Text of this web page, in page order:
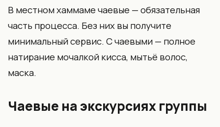
В местном хаммаме чаевые — обязательная
часть процесса. Без них вы получите
минимальный сервис. С чаевыми — полное
натирание мочалкой кисса, мытьё волос,
маска.
Чаевые на экскурсиях группы